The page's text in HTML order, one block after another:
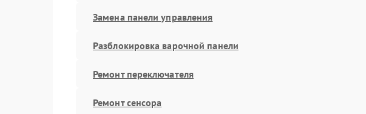
Замена панели управления
Разблокировка варочной панели
Ремонт переключателя
Ремонт сенсора